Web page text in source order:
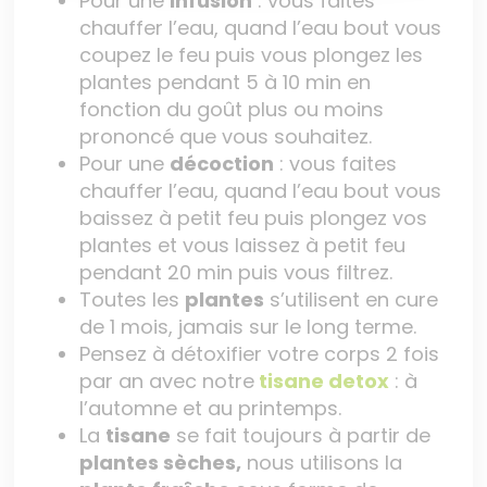
chauffer l’eau, quand l’eau bout vous
coupez le feu puis vous plongez les
plantes pendant 5 à 10 min en
fonction du goût plus ou moins
prononcé que vous souhaitez.
Pour une décoction : vous faites
chauffer l’eau, quand l’eau bout vous
baissez à petit feu puis plongez vos
plantes et vous laissez à petit feu
pendant 20 min puis vous filtrez.
Toutes les plantes s’utilisent en cure
de 1 mois, jamais sur le long terme.
Pensez à détoxifier votre corps 2 fois
par an avec notre tisane detox : à
l’automne et au printemps.
La tisane se fait toujours à partir de
plantes sèches, nous utilisons la